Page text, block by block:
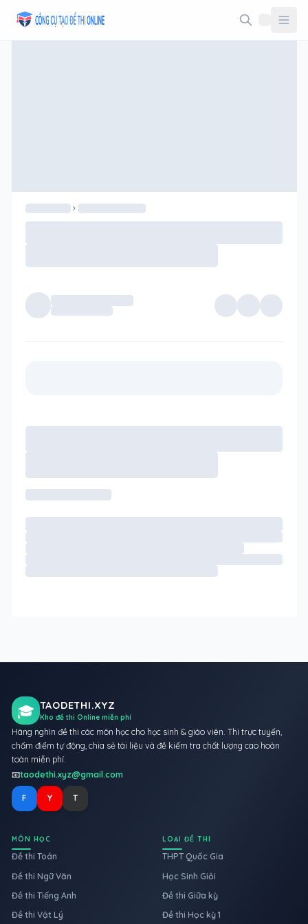
🎓 TAODETHI.XYZ
Kho đề thi Online miễn phí
Hàng nghìn đề thi các môn học cho học sinh & giáo viên. Thi trực tuyến,
chấm điểm tự động, chia sẻ tài liệu và đề kiểm tra chất lượng cao hoàn
toàn miễn phí.
📧taodethi.xyz@gmail.com
F Y T
MÔN HỌC
Đề thi Toán
Đề thi Ngữ Văn
Đề thi Tiếng Anh
Đề thi Vật Lý
LOẠI ĐỀ THI
THPT Quốc Gia
Học Sinh Giỏi
Đề thi Giữa kỳ
Đề thi Học kỳ 1